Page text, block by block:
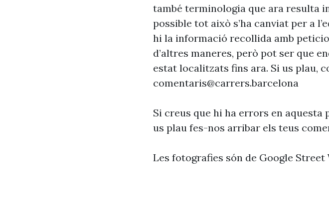
també terminologia que ara resulta
possible tot això s’ha canviat per a
hi la informació recollida amb
d’altres maneres, però pot ser que
estat localitzats fins ara. Si us plau,
comentaris@carrers.barcelona
Si creus que hi ha errors en aquesta
us plau fes-nos arribar els teus
Les fotografies són de Google Street